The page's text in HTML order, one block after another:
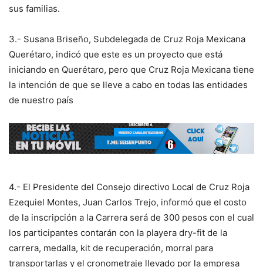
sus familias.
3.- Susana Briseño, Subdelegada de Cruz Roja Mexicana
Querétaro, indicó que este es un proyecto que está
iniciando en Querétaro, pero que Cruz Roja Mexicana tiene
la intención de que se lleve a cabo en todas las entidades
de nuestro país
4.- El Presidente del Consejo directivo Local de Cruz Roja
Ezequiel Montes, Juan Carlos Trejo, informó que el costo
de la inscripción a la Carrera será de 300 pesos con el cual
los participantes contarán con la playera dry-fit de la
carrera, medalla, kit de recuperación, morral para
transportarlas y el cronometraje llevado por la empresa